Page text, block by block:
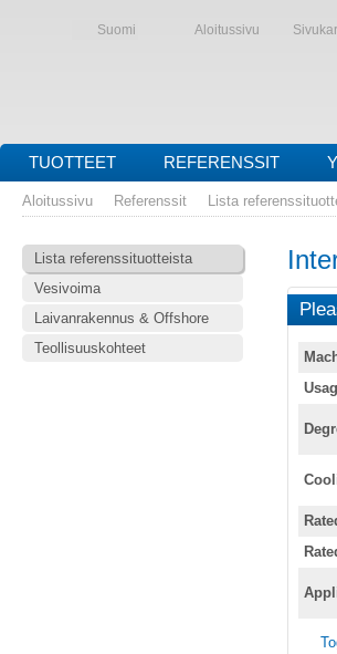
Suomi Aloitussivu
TUOTTEET REFERENSSIT
Aloitussivu Referenssit Lista
Lista referenssituotteista
Vesivoima
Laivanrakennus & Offshore
Teollisuuskohteet